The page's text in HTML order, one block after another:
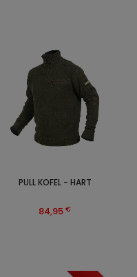
PULL KOFEL - HART
84,95 €